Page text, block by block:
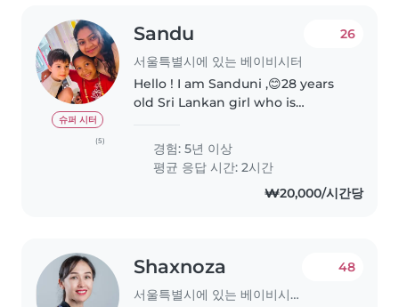
슈퍼 시터
(5)
Sandu
서울특별시에 있는 베이비시터
26
Hello ! I am Sanduni ,😊28 years
old Sri Lankan girl who is
spend the time with kids as a
nanny or English tutoring 👶🥰 .👨
🏫 When I am introduce my
경험: 5년 이상
평균 응답 시간: 2시간
₩20,000/시간당
Shaxnoza
서울특별시에 있는 베이비시터
48